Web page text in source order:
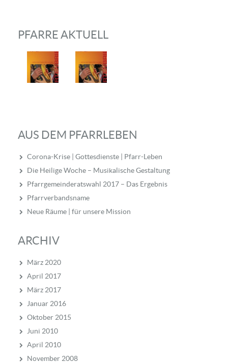
PFARRE AKTUELL
AUS DEM PFARRLEBEN
Corona-Krise | Gottesdienste | Pfarr-Leben
Die Heilige Woche – Musikalische Gestaltung
Pfarrgemeinderatswahl 2017 – Das Ergebnis
Pfarrverbandsname
Neue Räume | für unsere Mission
ARCHIV
März 2020
April 2017
März 2017
Januar 2016
Oktober 2015
Juni 2010
April 2010
November 2008